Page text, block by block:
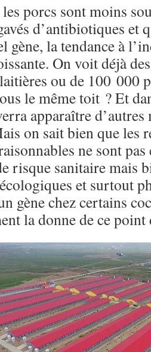
porcs sont moins
d’antibiotiques et
gène, la tendance à
On voit déjà
ou de 100 000
le même toit ? Et
apparaître d’autres
on sait bien que les
ne sont
risque sanitaire mais
et surtout
gène chez certains
la donne de ce point